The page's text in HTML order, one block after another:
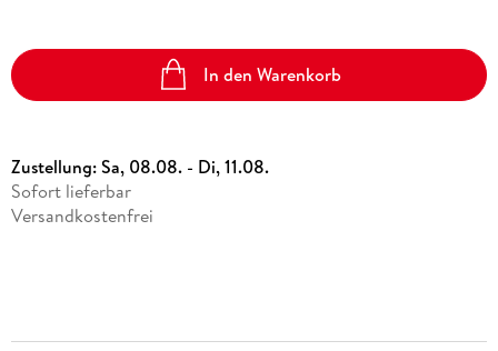
In den Warenkorb
Zustellung:Sa, 08.08. - Di, 11.08.
Sofort lieferbar
Versandkostenfrei